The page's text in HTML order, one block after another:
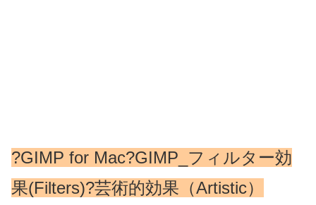
?GIMP for Mac?GIMP_フィルター効
果(Filters)?芸術的効果（Artistic）